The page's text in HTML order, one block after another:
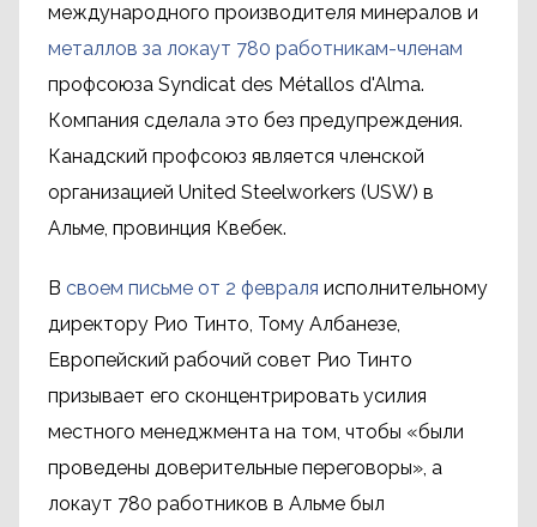
международного производителя минералов и
металлов за локаут 780 работникам-членам
профсоюза Syndicat des Métallos d'Alma.
Компания сделала это без предупреждения.
Канадский профсоюз является членской
организацией United Steelworkers (USW) в
Альме, провинция Квебек.
В своем письме от 2 февраля исполнительному
директору Рио Тинто, Тому Албанезе,
Европейский рабочий совет Рио Тинто
призывает его сконцентрировать усилия
местного менеджмента на том, чтобы «были
проведены доверительные переговоры», а
локаут 780 работников в Альме был